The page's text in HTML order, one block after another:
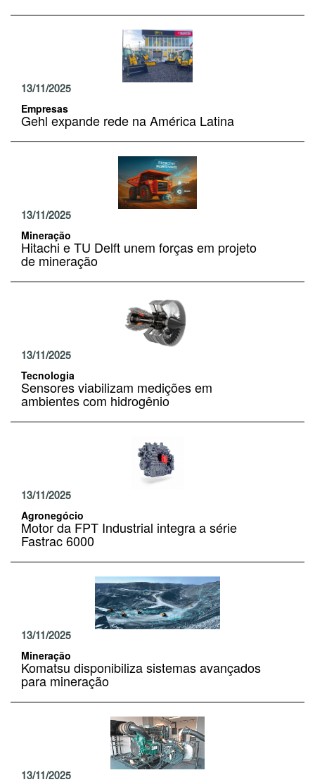
13/11/2025
Empresas
Gehl expande rede na América Latina
13/11/2025
Mineração
Hitachi e TU Delft unem forças em projeto
de mineração
13/11/2025
Tecnologia
Sensores viabilizam medições em
ambientes com hidrogênio
13/11/2025
Agronegócio
Motor da FPT Industrial integra a série
Fastrac 6000
13/11/2025
Mineração
Komatsu disponibiliza sistemas avançados
para mineração
13/11/2025